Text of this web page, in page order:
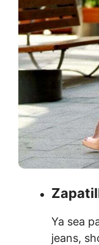
Ya sea
jeans,